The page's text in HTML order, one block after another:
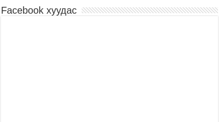
Усархаг аадар бороо орж байгаа тул аюулгүй
Facebook хуудас